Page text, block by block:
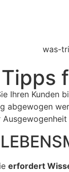
Ihren Kunden
abgewogen
erfordert